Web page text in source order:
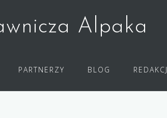
Alpaka
PARTNERZY BLOG